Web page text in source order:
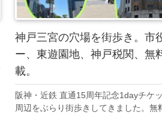
神戸三宮の穴場を街歩き。市
ー、東遊園地、神戸税関、無
載。
阪神・近鉄 直通15周年記念1dayチケ
周辺をぶらり街歩きしてきました。無